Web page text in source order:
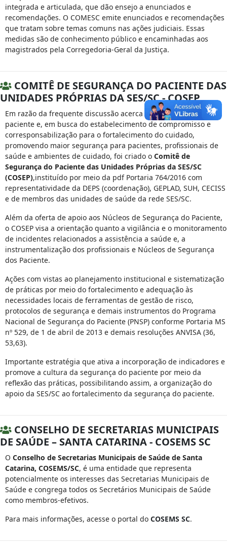
integrada e articulada, que dão ensejo a enunciados e
recomendações. O COMESC emite enunciados e recomendações
que tratam sobre temas comuns nas ações judiciais. Essas
medidas são de conhecimento público e encaminhadas aos
magistrados pela Corregedoria-Geral da Justiça.
COMITÊ DE SEGURANÇA DO PACIENTE DAS
UNIDADES PRÓPRIAS DA SES/SC - COSEP
Em razão da frequente discussão acerca da segurança do
paciente e, em busca do estabelecimento de compromisso e
corresponsabilização para o fortalecimento do cuidado,
promovendo maior segurança para pacientes, profissionais de
saúde e ambientes de cuidado, foi criado o Comitê de
Segurança do Paciente das Unidades Próprias da SES/SC
(COSEP),instituído por meio da pdf Portaria 764/2016 com
representatividade da DEPS (coordenação), GEPLAD, SUH, CECISS
e de membros das unidades de saúde da rede SES/SC.
Além da oferta de apoio aos Núcleos de Segurança do Paciente,
o COSEP visa a orientação quanto a vigilância e o monitoramento
de incidentes relacionados a assistência a saúde e, a
instrumentalização dos profissionais e Núcleos de Segurança
dos Paciente.
Ações com vistas ao planejamento institucional e sistematização
de práticas por meio do fortalecimento e adequação às
necessidades locais de ferramentas de gestão de risco,
protocolos de segurança e demais instrumentos do Programa
Nacional de Segurança do Paciente (PNSP) conforme Portaria MS
nº 529, de 1 de abril de 2013 e demais resoluções ANVISA (36,
53,63).
Importante estratégia que ativa a incorporação de indicadores e
promove a cultura da segurança do paciente por meio da
reflexão das práticas, possibilitando assim, a organização do
apoio da SES/SC ao fortalecimento da segurança do paciente.
CONSELHO DE SECRETARIAS MUNICIPAIS
DE SAÚDE – SANTA CATARINA - COSEMS SC
O Conselho de Secretarias Municipais de Saúde de Santa
Catarina, COSEMS/SC, é uma entidade que representa
potencialmente os interesses das Secretarias Municipais de
Saúde e congrega todos os Secretários Municipais de Saúde
como membros-efetivos.
Para mais informações, acesse o portal do COSEMS SC.